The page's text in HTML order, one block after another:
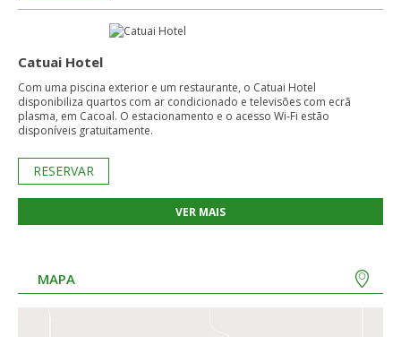
Catuai Hotel
Com uma piscina exterior e um restaurante, o Catuai Hotel
disponibiliza quartos com ar condicionado e televisões com ecrã
plasma, em Cacoal. O estacionamento e o acesso Wi-Fi estão
disponíveis gratuitamente.
RESERVAR
VER MAIS
MAPA